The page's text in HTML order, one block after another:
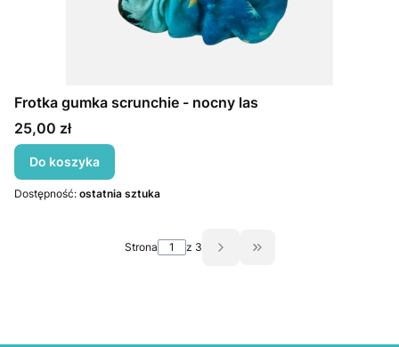
Frotka gumka scrunchie - nocny las
Cena
25,00 zł
Do koszyka
Dostępność: ostatnia sztuka
Strona z 3 Przejdź do ostatniej